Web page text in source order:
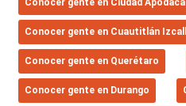
Conocer gente en Ciudad Apodaca
Conocer gente en Cuautitlán
Conocer gente en Querétaro
Conocer gente en Durango